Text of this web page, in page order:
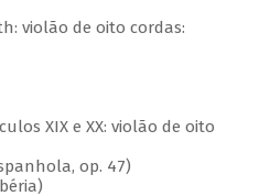
violão de oito cordas:
XIX e XX: violão de oito
op. 47)